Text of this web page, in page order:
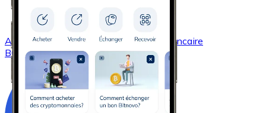
AcheterBitcoin Cash avec virement bancaire
BCH